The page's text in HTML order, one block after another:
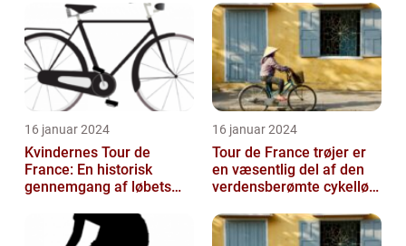
pointkonkurrence
16 januar 2024
Kvindernes Tour de
France: En historisk
gennemgang af løbets
16 januar 2024
Tour de France trøjer er
en væsentlig del af den
verdensberømte cykelløb,